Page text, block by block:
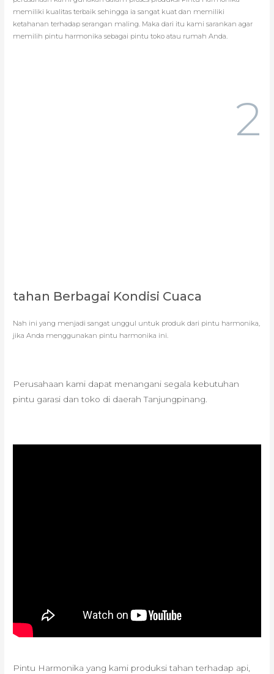
memiliki kualitas terbaik sehingga ia sangat kuat dan memiliki
ketahanan terhadap serangan maling. Maka dari itu kami sarankan agar
memilih pintu harmonika sebagai pintu toko atau rumah Anda.
2
tahan Berbagai Kondisi Cuaca
Nah ini yang menjadi sangat unggul untuk produk dari pintu harmonika,
jika Anda menggunakan pintu harmonika ini.
Perusahaan kami dapat menangani segala kebutuhan
pintu garasi dan toko di daerah Tanjungpinang.
Pintu Harmonika yang kami produksi tahan terhadap api,